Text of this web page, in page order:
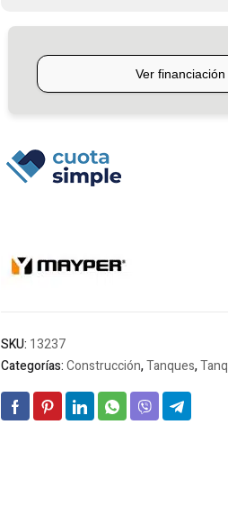
cantidad
SKU: 13237
Categorías:Construcción,Tanques,